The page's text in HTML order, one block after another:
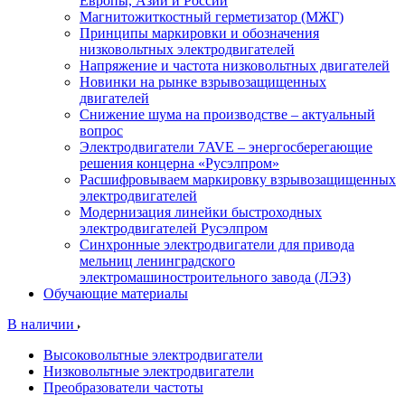
Магнитожиткостный герметизатор (МЖГ)
Принципы маркировки и обозначения
низковольтных электродвигателей
Напряжение и частота низковольтных двигателей
Новинки на рынке взрывозащищенных
двигателей
Снижение шума на производстве – актуальный
вопрос
Электродвигатели 7AVE – энергосберегающие
решения концерна «Русэлпром»
Расшифровываем маркировку взрывозащищенных
электродвигателей
Модернизация линейки быстроходных
электродвигателей Русэлпром
Синхронные электродвигатели для привода
мельниц ленинградского
электромашиностроительного завода (ЛЭЗ)
Обучающие материалы
В наличии
Высоковольтные электродвигатели
Низковольтные электродвигатели
Преобразователи частоты